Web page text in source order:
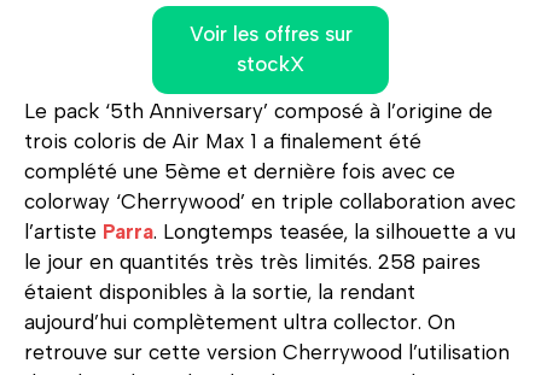
Voir les offres sur
stockX
Le pack ‘5th Anniversary’ composé à l’origine de
trois coloris de Air Max 1 a finalement été
complété une 5ème et dernière fois avec ce
colorway ‘Cherrywood’ en triple collaboration avec
l’artiste Parra. Longtemps teasée, la silhouette a vu
le jour en quantités très très limités. 258 paires
étaient disponibles à la sortie, la rendant
aujourd’hui complètement ultra collector. On
retrouve sur cette version Cherrywood l’utilisation